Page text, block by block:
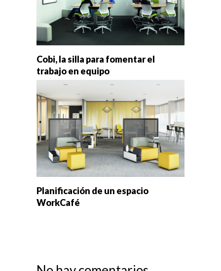
Cobi, la silla para fomentar el
trabajo en equipo
Planificación de un espacio
WorkCafé